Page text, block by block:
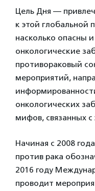
Цель Дня —
к этой глобальной
насколько опасны
онкологические
противораковый
мероприятий,
онкологических
мифов, связанных
Начиная с 2008
против рака
2016 году
проводит